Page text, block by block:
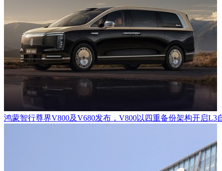
鸿蒙智行尊界V800及V680发布，V800以四重备份架构开启L3